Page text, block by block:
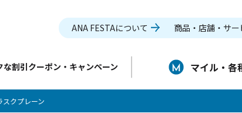
ANA FESTAについて 商品・店舗・サー
な割引クーポン・キャンペーン マイル・各
クプレーン